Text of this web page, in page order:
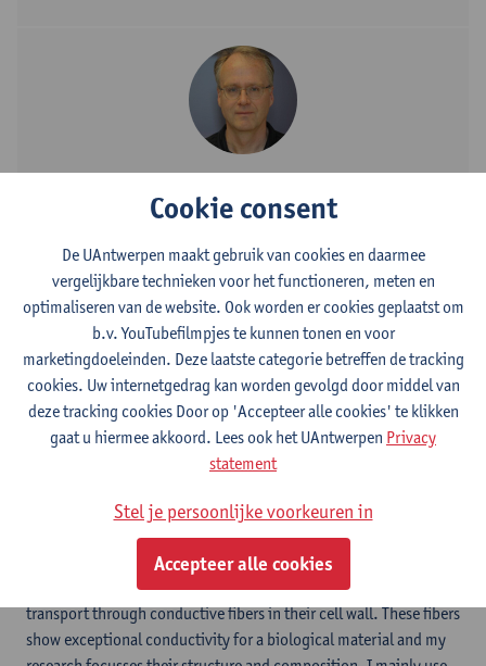
Toon e-mailadres
Universiteitsplein 1
2610 Wilrijk, BEL
Volg
Google Scholar
Cable bacteria have a unique metabolism that involves electron
transport through conductive fibers in their cell wall. These fibers
show exceptional conductivity for a biological material and my
Cookie consent
De UAntwerpen maakt gebruik van cookies en daarmee
vergelijkbare technieken voor het functioneren, meten en
optimaliseren van de website. Ook worden er cookies geplaatst om
b.v. YouTubefilmpjes te kunnen tonen en voor
marketingdoeleinden. Deze laatste categorie betreffen de tracking
cookies. Uw internetgedrag kan worden gevolgd door middel van
deze tracking cookies Door op 'Accepteer alle cookies' te klikken
gaat u hiermee akkoord. Lees ook het UAntwerpen Privacy
statement
Stel je persoonlijke voorkeuren in
Accepteer alle cookies